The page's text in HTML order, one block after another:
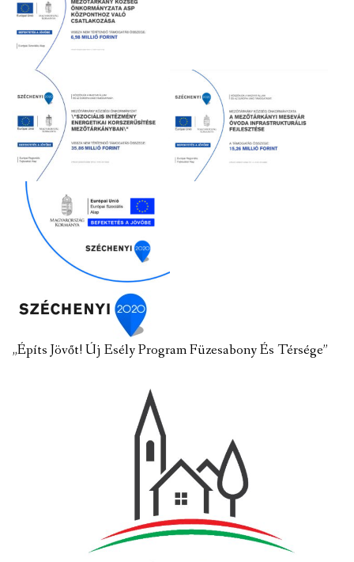
„Építs Jövőt! Új Esély Program Füzesabony És Térsége”